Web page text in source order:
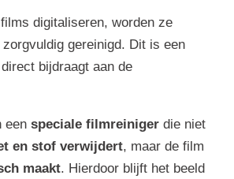
digitaliseren, worden ze
gereinigd. Dit is een
bijdraagt aan de
een speciale filmreiniger die niet
en stof verwijdert, maar de film
maakt. Hierdoor blijft het beeld